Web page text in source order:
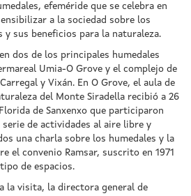
efeméride que se celebra en
a la sociedad sobre los
y sus beneficios para la naturaleza.
dos de los principales humedales
Umia-O Grove y el complejo de
y Vixán. En O Grove, el aula de
del Monte Siradella recibió a 26
de Sanxenxo que participaron
serie de actividades al aire libre y
una charla sobre los humedales y la
el convenio Ramsar, suscrito en 1971
de espacios.
la visita, la directora general de